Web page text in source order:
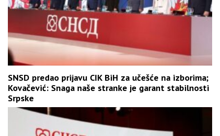
SNSD predao prijavu CIK BiH za učešće na izborima;
Kovačević: Snaga naše stranke je garant stabilnosti
Srpske